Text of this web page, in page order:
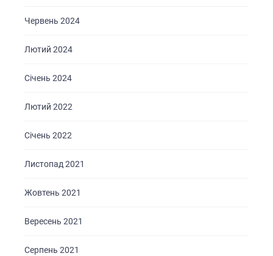
Червень 2024
Лютий 2024
Січень 2024
Лютий 2022
Січень 2022
Листопад 2021
Жовтень 2021
Вересень 2021
Серпень 2021
ПРО НАС
ПОСЛУГИ